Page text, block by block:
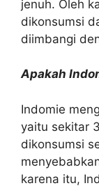
jenuh. Oleh
dikonsumsi
diimbangi
Apakah
Indomie
yaitu sekitar
dikonsumsi
karena itu,